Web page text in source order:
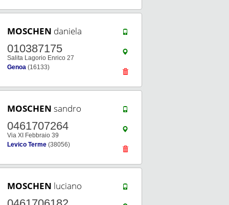
MOSCHEN daniela
010387175
Salita Lagorio Enrico 27
Genoa (16133)
MOSCHEN sandro
0461707264
Via XI Febbraio 39
Levico Terme (38056)
MOSCHEN luciano